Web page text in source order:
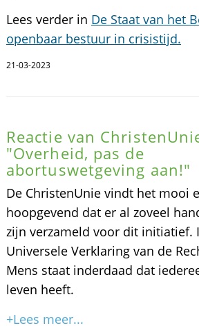
Lees verder in De Staat van het
openbaar bestuur in crisistijd.
21-03-2023
Reactie van
"Overheid, pas de
abortuswetgeving aan!"
De ChristenUnie vindt het mooi
hoopgevend dat er al zoveel
zijn verzameld voor dit initiatief.
Universele Verklaring van de
Mens staat inderdaad dat
leven heeft.
+Lees meer...